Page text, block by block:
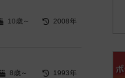
10歳～ 2008年
8歳～ 1993年